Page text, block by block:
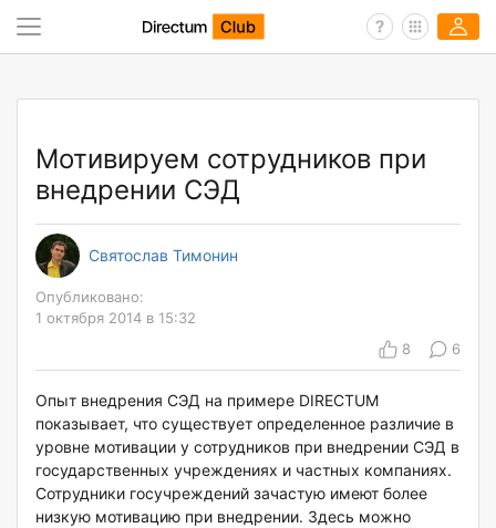
Мотивируем сотрудников при
внедрении СЭД
Святослав Тимонин
Опубликовано:
1 октября 2014 в 15:32
8
6
Опыт внедрения СЭД на примере DIRECTUM
показывает, что существует определенное различие в
уровне мотивации у сотрудников при внедрении СЭД в
государственных учреждениях и частных компаниях.
Сотрудники госучреждений зачастую имеют более
низкую мотивацию при внедрении. Здесь можно